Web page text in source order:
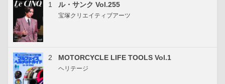
1 ル・サンク Vol.255
宝塚クリエイティブアーツ
2 MOTORCYCLE LIFE TOOLS Vol.1
ヘリテージ